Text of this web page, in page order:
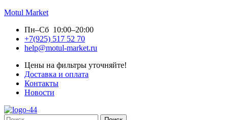
Motul Market
Пн–Сб 10:00–20:00
+7(925) 517 52 70
help@motul-market.ru
Цены на фильтры уточняйте!
Доставка и оплата
Контакты
Новости
Search